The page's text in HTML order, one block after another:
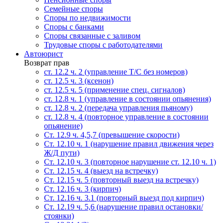
Семейные споры
Cпоры по недвижимости
Споры с банками
Споры связанные с заливом
Трудовые споры с работодателями
Автоюрист
Возврат прав
ст. 12.2 ч. 2 (управление Т/С без номеров)
ст. 12.5 ч. 3 (ксенон)
ст. 12.5 ч. 5 (применение спец. сигналов)
cт. 12.8 ч. 1 (управление в состоянии опьянения)
ст. 12.8 ч. 2 (передача управления пьяному)
ст. 12.8 ч. 4 (повторное управление в состоянии
опьянение)
Ст. 12.9 ч. 4,5,7 (превышение скорости)
Ст. 12.10 ч. 1 (нарушение правил движения через
Ж/Д пути)
Ст. 12.10 ч. 3 (повторное нарушение ст. 12.10 ч. 1)
Ст. 12.15 ч. 4 (выезд на встречку)
Ст. 12.15 ч. 5 (повторный выезд на встречку)
Ст. 12.16 ч. 3 (кирпич)
Ст. 12.16 ч. 3.1 (повторный выезд под кирпич)
Ст. 12.19 ч. 5,6 (нарушение правил остановки/
стоянки)